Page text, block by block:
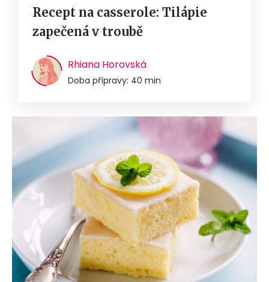
Recept na casserole: Tilápie
zapečená v troubě
Rhiana Horovská
Doba přípravy: 40 min